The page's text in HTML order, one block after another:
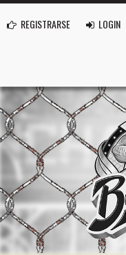
REGISTRARSE LOGIN